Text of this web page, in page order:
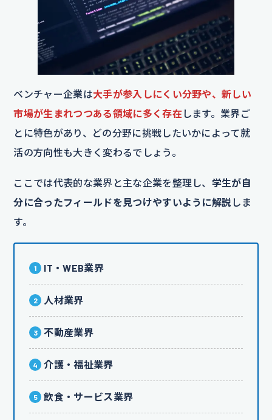
ベンチャー企業は大手が参入しにくい分野や、新しい
市場が生まれつつある領域に多く存在します。業界ご
とに特色があり、どの分野に挑戦したいかによって就
活の方向性も大きく変わるでしょう。
ここでは代表的な業界と主な企業を整理し、 学生が自
分に合ったフィールドを見つけやすいように解説 しま
す。
IT・WEB業界
人材業界
不動産業界
介護・福祉業界
飲食・サービス業界